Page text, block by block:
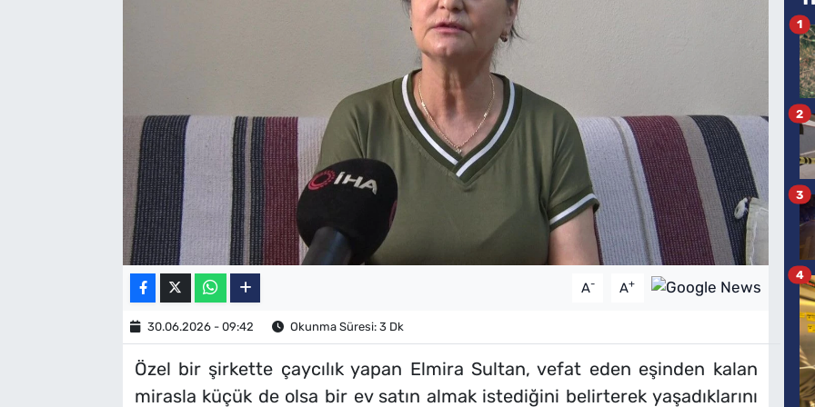
A- A+
30.06.2026 - 09:42 Okunma Süresi: 3 Dk
Özel bir şirkette çaycılık yapan Elmira Sultan, vefat eden eşinden kalan
mirasla küçük de olsa bir ev satın almak istediğini belirterek yaşadıklarını
1
2
3
4